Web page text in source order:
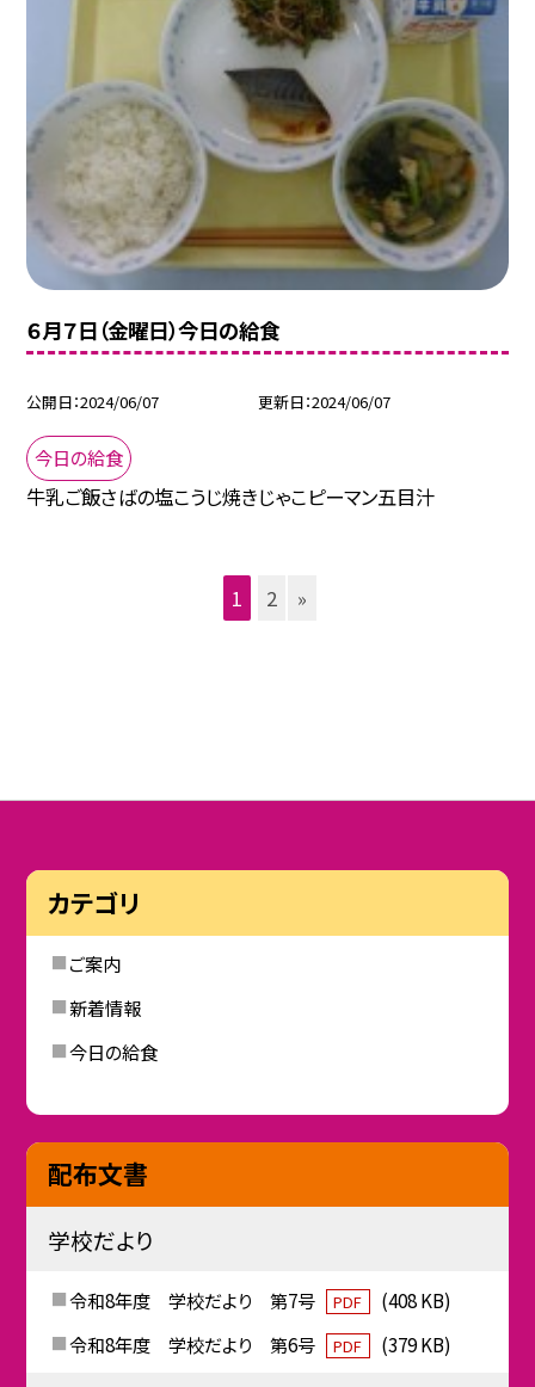
６月７日（金曜日）今日の給食
公開日 2024/06/07 更新日 2024/06/07
今日の給食
牛乳ご飯さばの塩こうじ焼きじゃこピーマン五目汁
1 2 »
カテゴリ
ご案内
新着情報
今日の給食
配布文書
学校だより
令和8年度 学校だより 第7号 PDF
(408 KB)
令和8年度 学校だより 第6号
PDF (379 KB)